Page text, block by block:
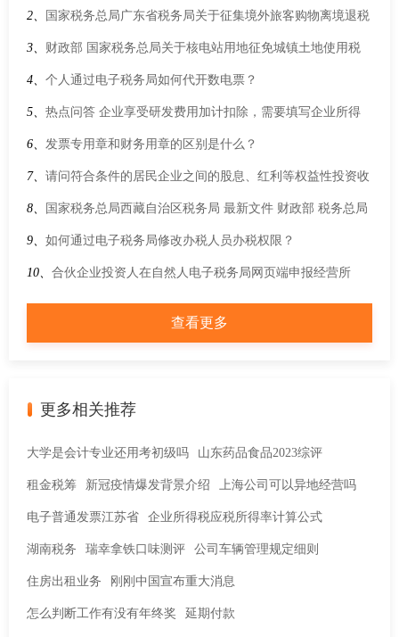
一文了解：符合条件的企业免征残疾人就业保障金政策
2、 国家税务总局广东省税务局关于征集境外旅客购物离境退税
代理机构的通告
3、 财政部 国家税务总局关于核电站用地征免城镇土地使用税
的通知
4、 个人通过电子税务局如何代开数电票？
5、 热点问答 企业享受研发费用加计扣除，需要填写企业所得
税哪些申报表？
6、 发票专用章和财务用章的区别是什么？
7、 请问符合条件的居民企业之间的股息、红利等权益性投资收
益免征企业所得税汇算清缴如何申报企业所得税？
8、 国家税务总局西藏自治区税务局 最新文件 财政部 税务总局
关于印花税法实施后有关优惠政策衔接问题的公告
9、 如何通过电子税务局修改办税人员办税权限？
10、 合伙企业投资人在自然人电子税务局网页端申报经营所
得，提示“您与该单位不存在投资关系或承包承租认定关系”，
查看更多
更多相关推荐
大学是会计专业还用考初级吗 山东药品食品2023综评
租金税筹 新冠疫情爆发背景介绍 上海公司可以异地经营吗
电子普通发票江苏省 企业所得税应税所得率计算公式
湖南税务 瑞幸拿铁口味测评 公司车辆管理规定细则
住房出租业务 刚刚中国宣布重大消息
怎么判断工作有没有年终奖 延期付款